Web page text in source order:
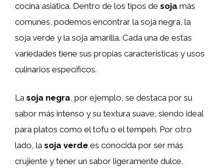
cocina asiática. Dentro de los tipos de soja más
comunes, podemos encontrar la soja negra, la
soja verde y la soja amarilla. Cada una de estas
variedades tiene sus propias características y usos
culinarios específicos.
La soja negra, por ejemplo, se destaca por su
sabor más intenso y su textura suave, siendo ideal
para platos como el tofu o el tempeh. Por otro
lado, la soja verde es conocida por ser más
crujiente y tener un sabor ligeramente dulce,